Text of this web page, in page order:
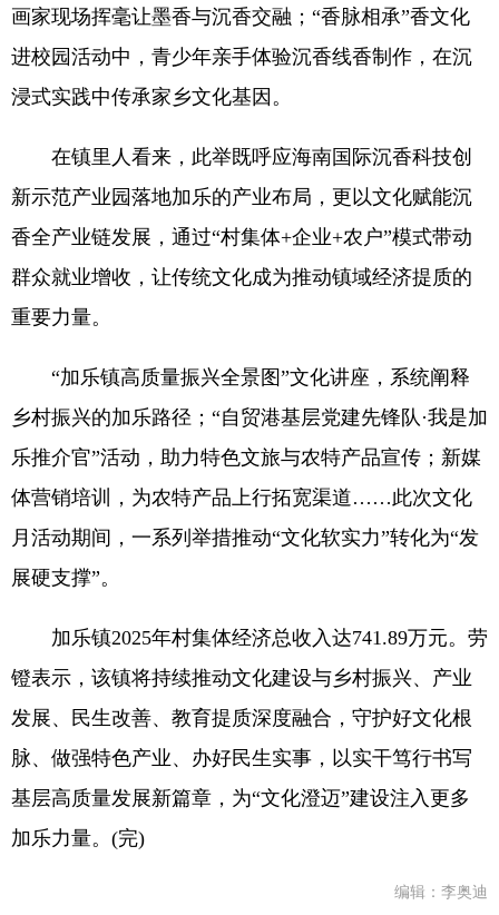
画家现场挥毫让墨香与沉香交融；“香脉相承”香文化
进校园活动中，青少年亲手体验沉香线香制作，在沉
浸式实践中传承家乡文化基因。
在镇里人看来，此举既呼应海南国际沉香科技创
新示范产业园落地加乐的产业布局，更以文化赋能沉
香全产业链发展，通过“村集体+企业+农户”模式带动
群众就业增收，让传统文化成为推动镇域经济提质的
重要力量。
“加乐镇高质量振兴全景图”文化讲座，系统阐释
乡村振兴的加乐路径；“自贸港基层党建先锋队·我是加
乐推介官”活动，助力特色文旅与农特产品宣传；新媒
体营销培训，为农特产品上行拓宽渠道……此次文化
月活动期间，一系列举措推动“文化软实力”转化为“发
展硬支撑”。
加乐镇2025年村集体经济总收入达741.89万元。劳
镫表示，该镇将持续推动文化建设与乡村振兴、产业
发展、民生改善、教育提质深度融合，守护好文化根
脉、做强特色产业、办好民生实事，以实干笃行书写
基层高质量发展新篇章，为“文化澄迈”建设注入更多
加乐力量。(完)
编辑：李奥迪